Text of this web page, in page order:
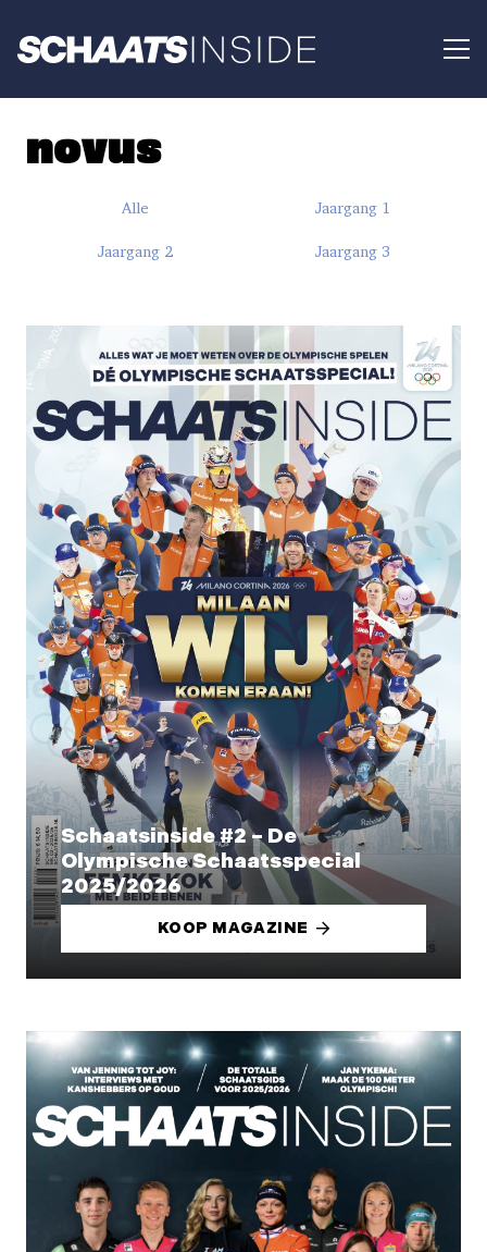
novus
Alle Jaargang 1
Jaargang 2 Jaargang 3
Schaatsinside #2 – De
Olympische Schaatsspecial
2025/2026
KOOP MAGAZINE